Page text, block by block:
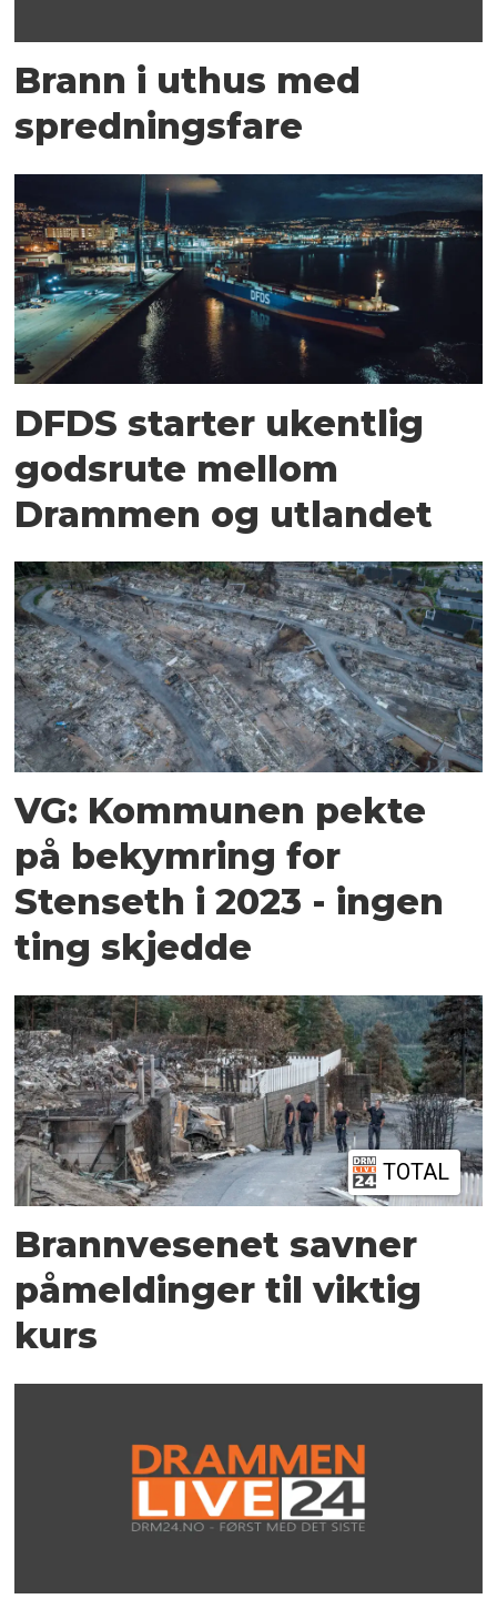
Brann i uthus med
spredningsfare
DFDS starter ukentlig
godsrute mellom
Drammen og utlandet
VG: Kommunen pekte
på bekymring for
Stenseth i 2023 - ingen
ting skjedde
TOTAL
Brannvesenet savner
påmeldinger til viktig
kurs